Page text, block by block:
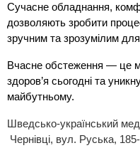
Сучасне обладнання,
дозволяють зробити
зручним та зрозумілим для
Вчасне обстеження — це
здоров’я сьогодні та
майбутньому.
Шведсько-український
Чернівці, вул. Руська,